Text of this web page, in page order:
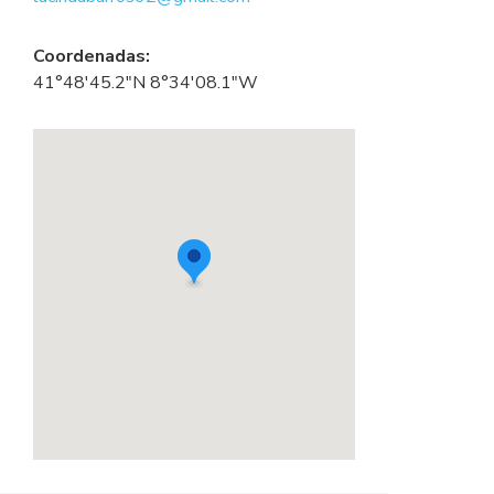
Coordenadas:
41°48'45.2"N 8°34'08.1"W